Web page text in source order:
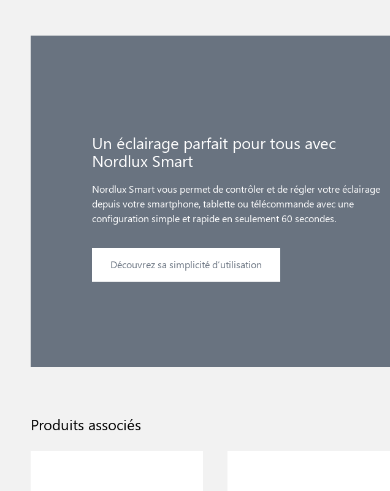
Un éclairage parfait pour tous avec
Nordlux Smart
Nordlux Smart vous permet de contrôler et de régler votre éclairage
depuis votre smartphone, tablette ou télécommande avec une
configuration simple et rapide en seulement 60 secondes.
Découvrez sa simplicité d’utilisation
Produits associés